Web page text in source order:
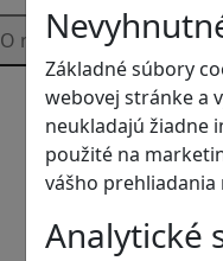
O nás
Základné súbory
webovej stránke a
neukladajú žiadne
použité na
vášho prehliadania
Analytické